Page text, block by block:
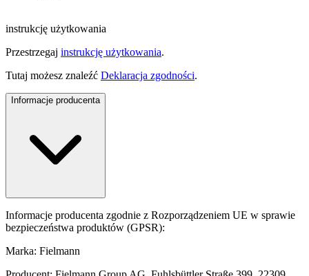
instrukcję użytkowania
Przestrzegaj instrukcję użytkowania.
Tutaj możesz znaleźć Deklaracja zgodności.
Informacje producenta
Informacje producenta zgodnie z Rozporządzeniem UE w sprawie
bezpieczeństwa produktów (GPSR):
Marka: Fielmann